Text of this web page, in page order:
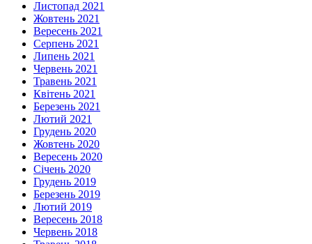
Листопад 2021
Жовтень 2021
Вересень 2021
Серпень 2021
Липень 2021
Червень 2021
Травень 2021
Квітень 2021
Березень 2021
Лютий 2021
Грудень 2020
Жовтень 2020
Вересень 2020
Січень 2020
Грудень 2019
Березень 2019
Лютий 2019
Вересень 2018
Червень 2018